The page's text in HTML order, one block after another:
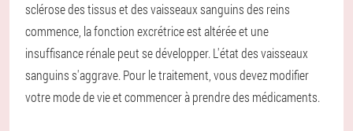
sclérose des tissus et des vaisseaux sanguins des reins
commence, la fonction excrétrice est altérée et une
insuffisance rénale peut se développer. L'état des vaisseaux
sanguins s'aggrave. Pour le traitement, vous devez modifier
votre mode de vie et commencer à prendre des médicaments.